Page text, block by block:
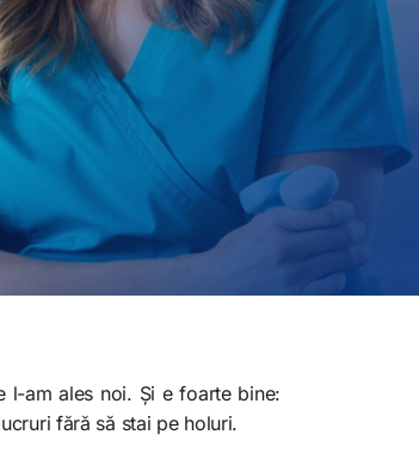
l-am ales noi. Și e foarte bine:
fără să stai pe holuri.